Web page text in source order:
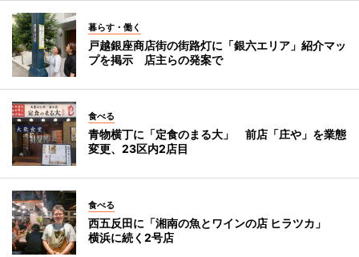
暮らす・働く
戸越銀座商店街の街路灯に「銀六エリア」紹介マッ
プを掲示 店主らの発案で
食べる
青物横丁に「定食のまる大」 前店「庄や」を業態
変更、23区内2店目
食べる
西五反田に「湘南の魚とワインの店 ヒラツカ」
横浜に続く2号店